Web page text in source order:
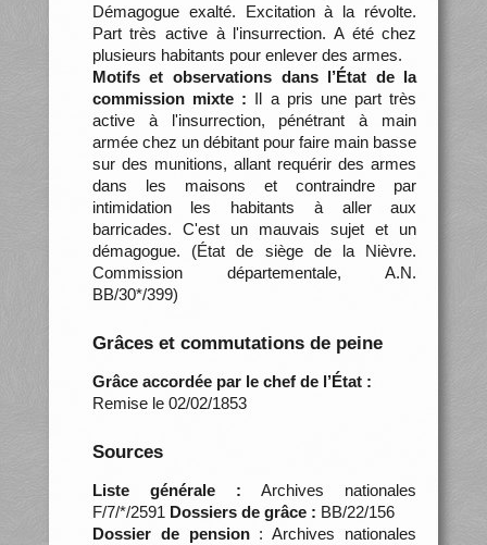
Démagogue exalté. Excitation à la révolte.
Part très active à l'insurrection. A été chez
plusieurs habitants pour enlever des armes.
Motifs et observations dans l’État de la
commission mixte : Il a pris une part très
active à l'insurrection, pénétrant à main
armée chez un débitant pour faire main basse
sur des munitions, allant requérir des armes
dans les maisons et contraindre par
intimidation les habitants à aller aux
barricades. C'est un mauvais sujet et un
démagogue. (État de siège de la Nièvre.
Commission départementale, A.N.
BB/30*/399)
Grâces et commutations de peine
Grâce accordée par le chef de l’État :
Remise le 02/02/1853
Sources
Liste générale : Archives nationales
F/7/*/2591 Dossiers de grâce : BB/22/156
Dossier de pension: Archives nationales